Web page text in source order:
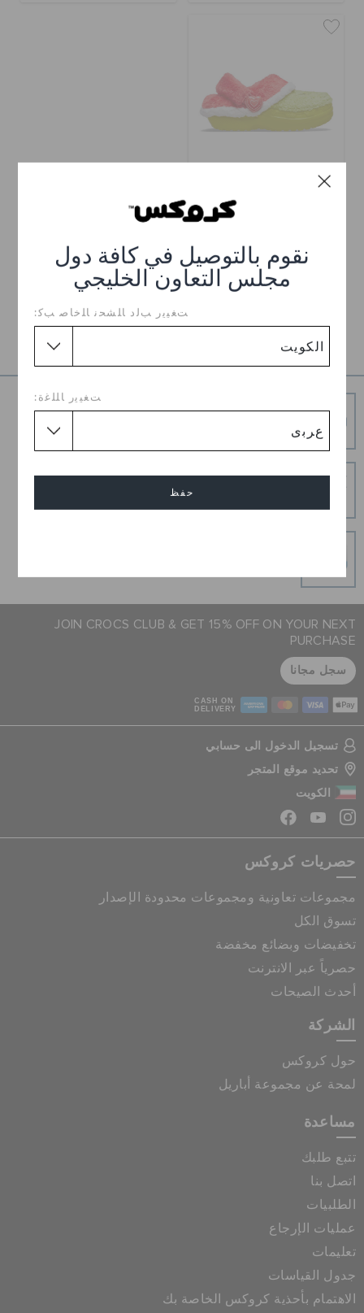
نقوم بالتوصيل في كافة دول
مجلس التعاون الخليجي
ﺖﻐﻴﻳﺭ ﺐﻟﺩ ﺎﻠﺸﺤﻧ ﺎﻠﺧﺎﺻ ﺐﻛ:
ﺖﻐﻴﻳﺭ ﺎﻠﻠﻏﺓ:
حفظ
كلوغ كروكس ذا غرنتش
توصيل مجاني على جميع الطلبيات المدفوعة مقدما
إرجاع بدون عناء
هل غيرت رأيك؟ لا تقلق. عملية الإرجاع المجانية لدينا تجعل
الأمر سهلاً.
JOIN CROCS CLUB & GET 15% OFF ON YOUR NEXT
PURCHASE
سجل مجانا
CASH ON
DELIVERY
تسجيل الدخول الى حسابي
تحديد موقع المتجر
الكويت
حصريات كروكس
مجموعات تعاونية ومجموعات محدودة الإصدار
تسوق الكل
تخفيضات وبضائع مخفضة
حصرياً عبر الانترنت
أحدث الصيحات
الشركة
حول كروكس
لمحة عن مجموعة أباريل
مساعدة
تتبع طلبك
اتصل بنا
الطلبيات
عمليات الإرجاع
تعليمات
جدول القياسات
الاهتمام بأحذية كروكس الخاصة بك